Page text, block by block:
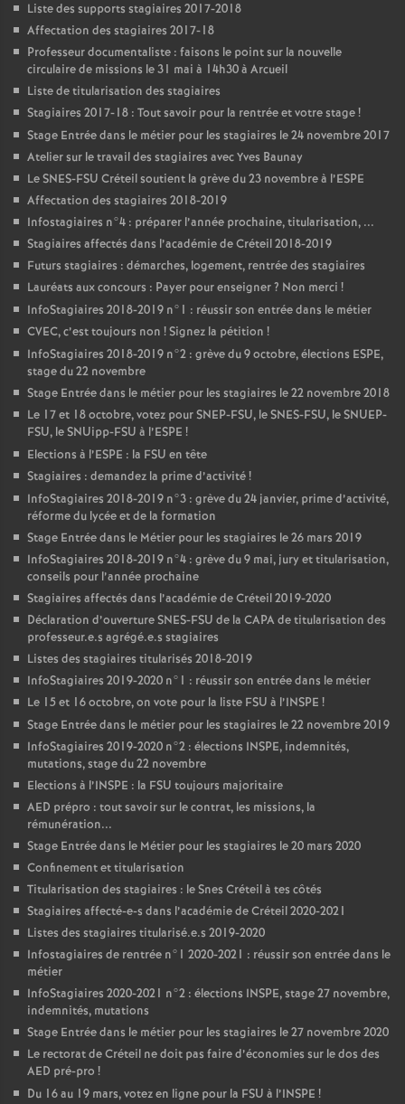
Liste des supports stagiaires 2017-2018
Affectation des stagiaires 2017-18
Professeur documentaliste : faisons le point sur la nouvelle
circulaire de missions le 31 mai à 14h30 à Arcueil
Liste de titularisation des stagiaires
Stagiaires 2017-18 : Tout savoir pour la rentrée et votre stage!
Stage Entrée dans le métier pour les stagiaires le 24 novembre 2017
Atelier sur le travail des stagiaires avec Yves Baunay
LeSNES-FSU Créteil soutient la grève du 23 novembre à l’ESPE
Affectation des stagiaires 2018-2019
Infostagiaires n°4 : préparer l’année prochaine, titularisation, ...
Stagiaires affectés dans l’académie de Créteil 2018-2019
Futurs stagiaires : démarches, logement, rentrée des stagiaires
Lauréats aux concours : Payer pour enseigner? Non merci !
InfoStagiaires 2018-2019 n°1 : réussir son entrée dans le métier
CVEC, c’est toujours non ! Signez la pétition !
InfoStagiaires 2018-2019 n°2 : grève du 9 octobre, élections ESPE,
stage du 22 novembre
Stage Entrée dans le métier pour les stagiaires le 22 novembre 2018
Le 17 et 18 octobre, votez pourSNEP-FSU, leSNES-FSU, leSNUEP-
FSU, le SNUipp-FSU à l’ESPE !
Elections à l’ESPE : la FSU en tête
Stagiaires : demandez la prime d’activité!
InfoStagiaires 2018-2019 n°3 : grève du 24 janvier, prime d’activité,
réforme du lycée et de la formation
Stage Entrée dans le Métier pour les stagiaires le 26 mars 2019
InfoStagiaires 2018-2019 n°4 : grève du 9 mai, jury et titularisation,
conseils pour l’année prochaine
Stagiaires affectés dans l’académie de Créteil 2019-2020
Déclaration d’ouvertureSNES-FSU de la CAPAde titularisation des
professeur.e.s agrégé.e.s stagiaires
Listes des stagiaires titularisés 2018-2019
InfoStagiaires 2019-2020 n°1 : réussir son entrée dans le métier
Le 15 et 16 octobre, on vote pour la liste FSU à l’INSPE !
Stage Entrée dans le métier pour les stagiaires le 22 novembre 2019
InfoStagiaires 2019-2020 n°2 : élections INSPE, indemnités,
mutations, stage du 22 novembre
Elections à l’INSPE : la FSU toujours majoritaire
AED prépro : tout savoir sur le contrat, les missions, la
rémunération...
Stage Entrée dans le Métier pour les stagiaires le 20 mars 2020
Confinement et titularisation
Titularisation des stagiaires : le Snes Créteil à tes côtés
Stagiaires affecté-e-s dans l’académie de Créteil 2020-2021
Listes des stagiaires titularisé.e.s 2019-2020
Infostagiaires de rentrée n°1 2020-2021 : réussir son entrée dans le
métier
InfoStagiaires 2020-2021 n°2 : élections INSPE, stage 27 novembre,
indemnités, mutations
Stage Entrée dans le métier pour les stagiaires le 27 novembre 2020
Le rectorat de Créteil ne doit pas faire d’économies sur le dos des
AED pré-pro !
Du 16 au 19 mars, votez en ligne pour la FSU à l’INSPE !